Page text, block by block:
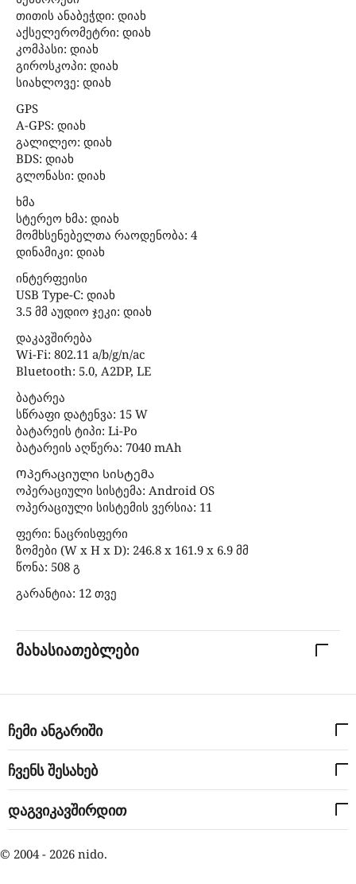
თითის ანაბეჭდი: დიახ
აქსელერომეტრი: დიახ
კომპასი: დიახ
გიროსკოპი: დიახ
სიახლოვე: დიახ
GPS
A-GPS: დიახ
გალილეო: დიახ
BDS: დიახ
გლონასი: დიახ
ხმა
სტერეო ხმა: დიახ
მომხსენებელთა რაოდენობა: 4
დინამიკი: დიახ
ინტერფეისი
USB Type-C: დიახ
3.5 მმ აუდიო ჯეკი: დიახ
დაკავშირება
Wi-Fi: 802.11 a/b/g/n/ac
Bluetooth: 5.0, A2DP, LE
ბატარეა
სწრაფი დატენვა: 15 W
ბატარეის ტიპი: Li-Po
ბატარეის აღწერა: 7040 mAh
Ოპერაციული სისტემა
ოპერაციული სისტემა: Android OS
ოპერაციული სისტემის ვერსია: 11
ფერი: ნაცრისფერი
ზომები (W x H x D): 246.8 x 161.9 x 6.9 მმ
წონა: 508 გ
გარანტია: 12 თვე
მახასიათებლები
ჩემი ანგარიში
ჩვენს შესახებ
დაგვიკავშირდით
© 2004 - 2026 nido.